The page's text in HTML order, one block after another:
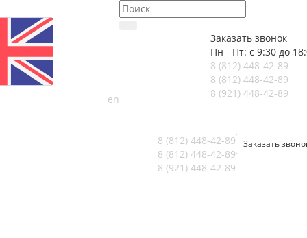
en
Заказать звонок
Пн - Пт: с 9:30 до
8 (812) 448-42-89
8 (812) 448-42-89
8 (921) 448-42-89
Заказать
8 (812) 448-42-89
8 (812) 448-42-89
8 (921) 448-42-89